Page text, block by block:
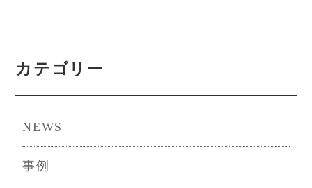
カテゴリー
NEWS
事例